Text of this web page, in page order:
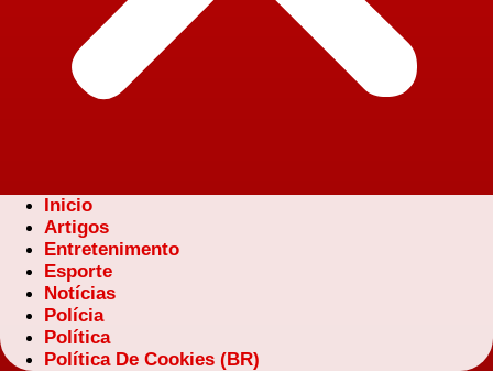
Inicio
Artigos
Entretenimento
Esporte
Notícias
Polícia
Política
Política De Cookies (BR)